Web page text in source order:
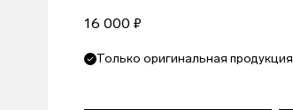
16 000 ₽
Только оригинальная продукция